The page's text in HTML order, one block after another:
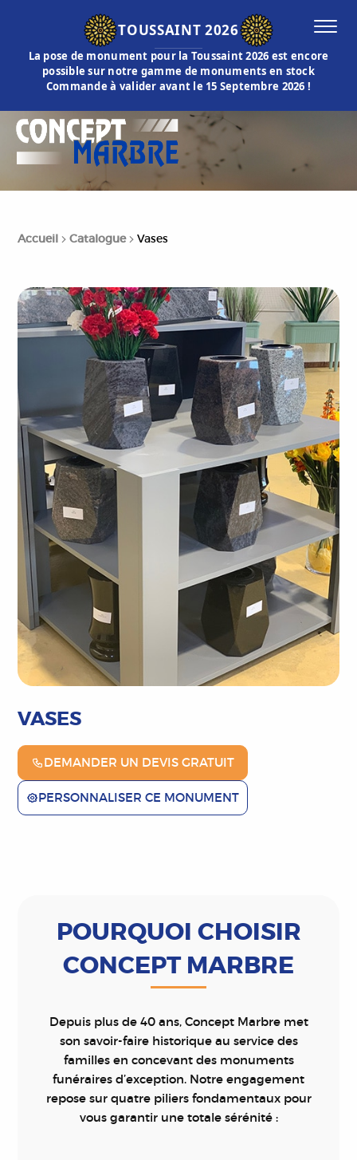
TOUSSAINT 2026
La pose de monument pour la Toussaint 2026 est encore
possible sur notre gamme de monuments en stock
Commande à valider avant le 15 Septembre 2026 !
Accueil Catalogue Vases
VASES
DEMANDER UN DEVIS GRATUIT
PERSONNALISER CE MONUMENT
POURQUOI CHOISIR
CONCEPT MARBRE
Depuis plus de 40 ans, Concept Marbre met
son savoir-faire historique au service des
familles en concevant des monuments
funéraires d’exception. Notre engagement
repose sur quatre piliers fondamentaux pour
vous garantir une totale sérénité :